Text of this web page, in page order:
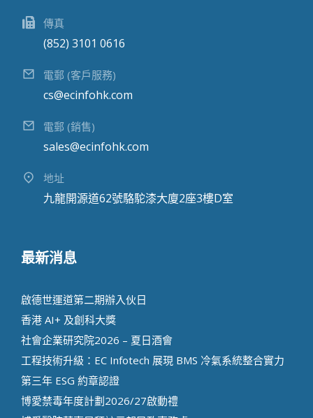
傳真
(852) 3101 0616
電郵 (客戶服務)
cs@ecinfohk.com
電郵 (銷售)
sales@ecinfohk.com
地址
九龍開源道62號駱駝漆大廈2座3樓D室
最新消息
啟德世運道第二期辦⼊伙⽇
香港 AI+ 及創科⼤獎
社會企業研究院2026 – 夏日酒會
工程技術升級：EC Infotech 展現 BMS 冷氣系統整合實力
第三年 ESG 約章認證
博愛禁毒年度計劃2026/27啟動禮